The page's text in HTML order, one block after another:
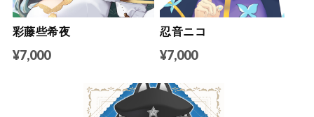
彩藤些希夜
¥7,000
忍音ニコ
¥7,000